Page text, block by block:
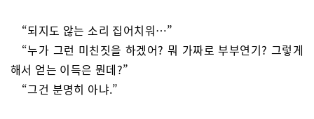
“되지도 않는 소리 집어치워…”
“누가 그런 미친짓을 하겠어? 뭐 가짜로 부부연기? 그렇게
해서 얻는 이득은 뭔데?”
“그건 분명히 아냐.”